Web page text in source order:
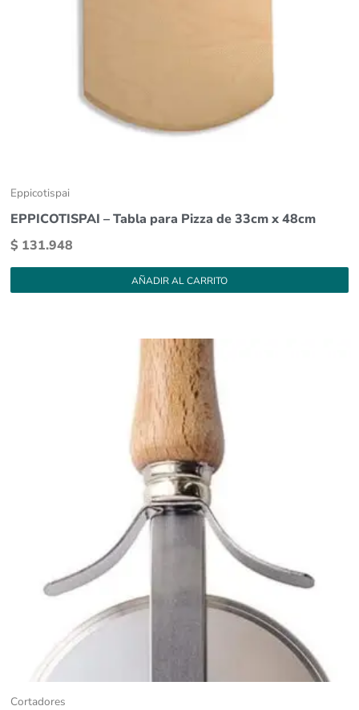
Eppicotispai
EPPICOTISPAI – Tabla para Pizza de 33cm x 48cm
$ 131.948
AÑADIR AL CARRITO
Cortadores